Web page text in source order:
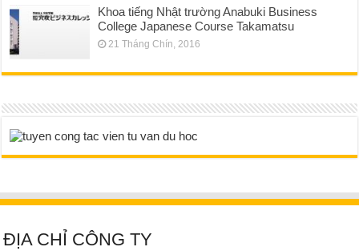
Khoa tiếng Nhật trường Anabuki Business
College Japanese Course Takamatsu
21 Tháng Chín, 2016
ĐỊA CHỈ CÔNG TY